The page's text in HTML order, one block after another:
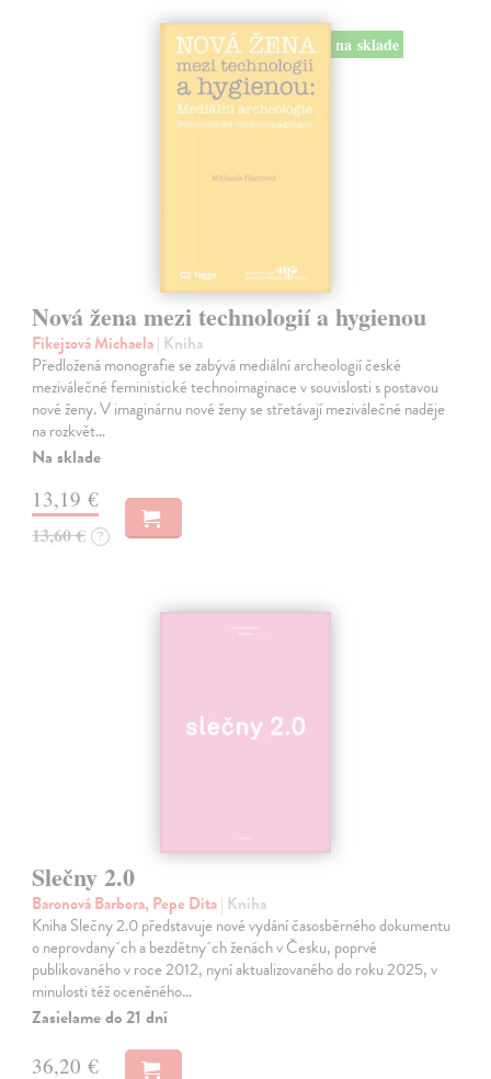
na sklade
Nová žena mezi technologií a hygienou
Fikejzová Michaela| Kniha
Předložená monografie se zabývá mediální archeologií české
meziválečné feministické technoimaginace v souvislosti s postavou
nové ženy. V imaginárnu nové ženy se střetávají meziválečné naděje
na rozkvět…
Na sklade
13,19 €
13,60 € ?
Slečny 2.0
Baronová Barbora, Pepe Dita| Kniha
Kniha Slečny 2.0 představuje nové vydání časosběrného dokumentu
o neprovdany´ch a bezdětny´ch ženách v Česku, poprvé
publikovaného v roce 2012, nyní aktualizovaného do roku 2025, v
minulosti též oceněného…
Zasielame do 21 dní
36,20 €